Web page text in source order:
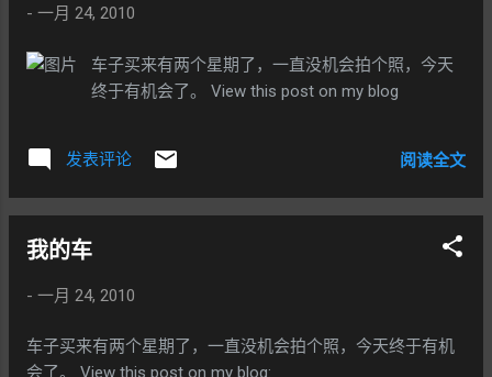
- 一月 24, 2010
车子买来有两个星期了，一直没机会拍个照，今天
终于有机会了。 View this post on my blog
发表评论 阅读全文
我的车
- 一月 24, 2010
车子买来有两个星期了，一直没机会拍个照，今天终于有机
会了。 View this post on my blog: